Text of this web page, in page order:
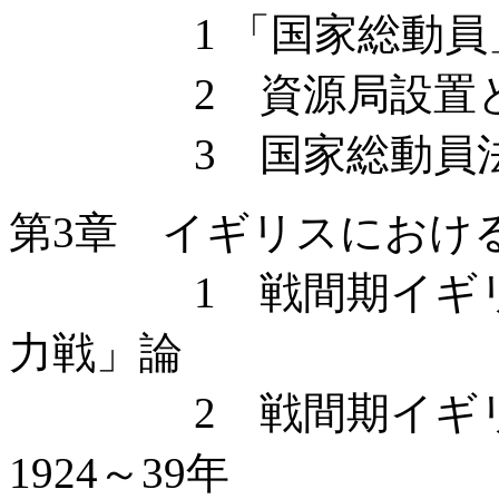
1 「国家総動員」
2 資源局設置と「
3 国家総動員法
第3章 イギリスにおけ
1 戦間期イギリス
力戦」論
2 戦間期イギリス
1924～39年